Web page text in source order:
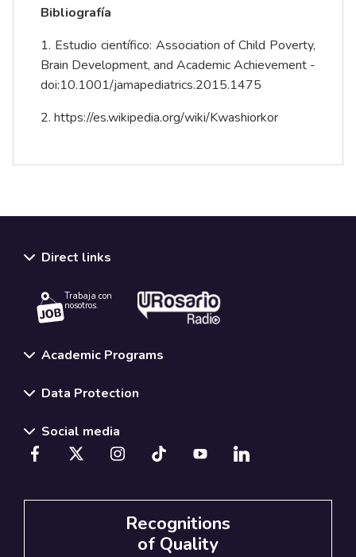
Bibliografía
1. Estudio científico: Association of Child Poverty,
Brain Development, and Academic Achievement -
doi:10.1001/jamapediatrics.2015.1475
2. https://es.wikipedia.org/wiki/Kwashiorkor
Direct links
Trabaja con
nosotros.
Academic Programs
Data Protection
Social media
Recognitions
of Quality